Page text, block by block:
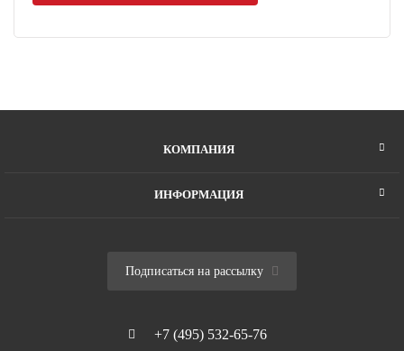
КОМПАНИЯ
ИНФОРМАЦИЯ
Подписаться на рассылку
+7 (495) 532-65-76